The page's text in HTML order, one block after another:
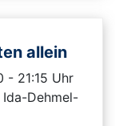
allein
- 21:15 Uhr
Dehmel-